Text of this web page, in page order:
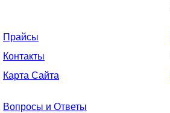
Прайсы
Контакты
Карта Сайта
Вопросы и Ответы